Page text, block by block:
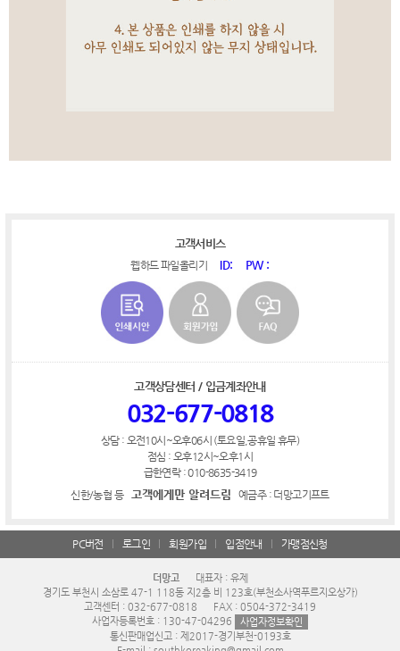
고객서비스
웹하드 파일올리기 ID: PW :
고객상담센터 / 입금계좌안내
032-677-0818
상담 : 오전10시~오후06시 (토요일,공휴일 휴무)
점심 : 오후12시~오후1시
급한연락 : 010-8635-3419
신한/농협 등
고객에게만 알려드림 예금주 : 더망고기프트
PC버전 로그인 회원가입 입점안내 가맹점신청
더망고
대표자 : 유제
경기도 부천시 소삼로 47-1 118동 지2층 비 123호(부천소사역푸르지오상가)
고객센터 : 032-677-0818
FAX : 0504-372-3419
사업자등록번호 : 130-47-04296
사업자정보확인
통신판매업신고 : 제2017-경기부천-0193호